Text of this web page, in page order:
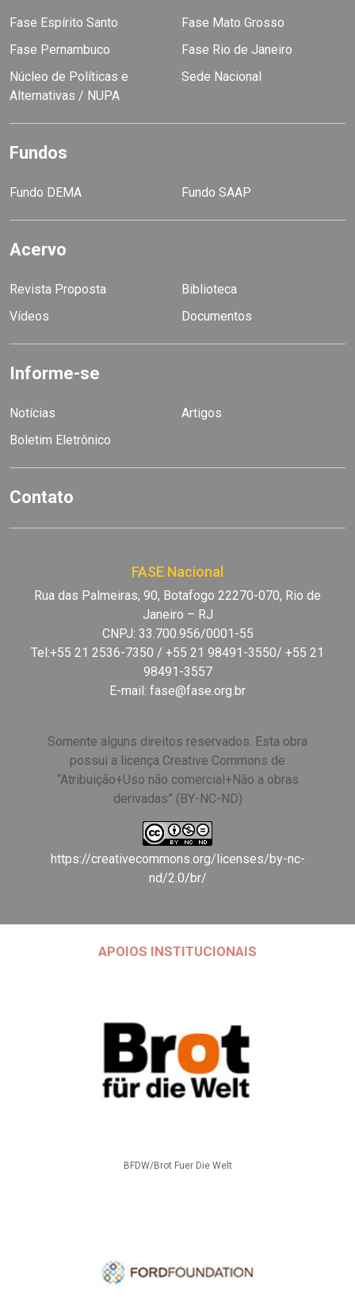
Fase Espírito Santo
Fase Mato Grosso
Fase Pernambuco
Fase Rio de Janeiro
Núcleo de Políticas e
Alternativas / NUPA
Sede Nacional
Fundos
Fundo DEMA Fundo SAAP
Acervo
Revista Proposta
Biblioteca
Vídeos
Documentos
Informe-se
Notícias
Artigos
Boletim Eletrônico
Contato
FASE Nacional
Rua das Palmeiras, 90, Botafogo 22270-070, Rio de
Janeiro – RJ
CNPJ: 33.700.956/0001-55
Tel:+55 21 2536-7350 / +55 21 98491-3550/ +55 21
98491-3557
E-mail: fase@fase.org.br
Somente alguns direitos reservados. Esta obra
possui a licença Creative Commons de
“Atribuição+Uso não comercial+Não a obras
derivadas” (BY-NC-ND)
https://creativecommons.org/licenses/by-nc-
nd/2.0/br/
APOIOS INSTITUCIONAIS
BFDW/Brot Fuer Die Welt